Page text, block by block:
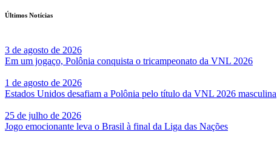
Últimos Notícias
3 de agosto de 2026
Em um jogaço, Polônia conquista o tricampeonato da VNL 2026
1 de agosto de 2026
Estados Unidos desafiam a Polônia pelo título da VNL 2026 masculina
25 de julho de 2026
Jogo emocionante leva o Brasil à final da Liga das Nações